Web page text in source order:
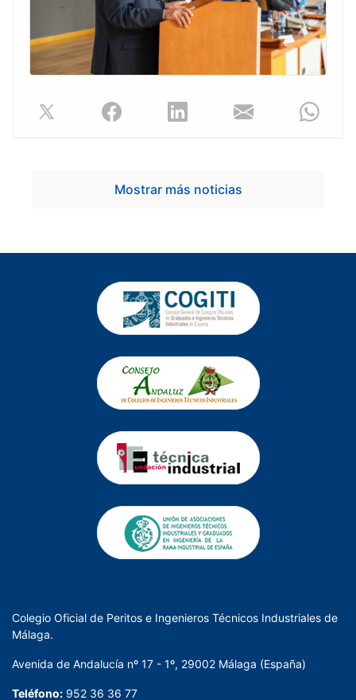
Mostrar más noticias
Colegio Oficial de Peritos e Ingenieros Técnicos Industriales de
Málaga.
Avenida de Andalucía nº 17 - 1º, 29002 Málaga (España)
Teléfono: 952 36 36 77